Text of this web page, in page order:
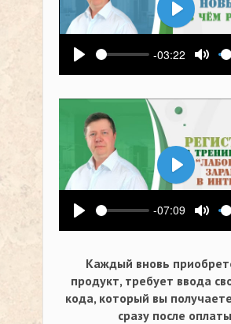
Воспроизвести
-03:22
Воспроизвести
-07:09
Каждый вновь
продукт, требует ввода
кода, который вы
сразу после